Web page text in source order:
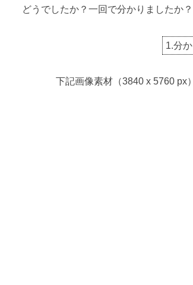
どうでしたか？一回で分かりましたか？
1.分
下記画像素材（3840 x 5760 px